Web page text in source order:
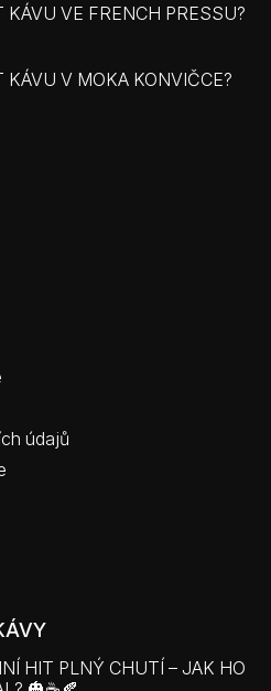
KÁVU VE FRENCH PRESSU?
KÁVU V MOKA KONVIČCE?
údajů
HIT PLNÝ CHUTÍ – JAK HO